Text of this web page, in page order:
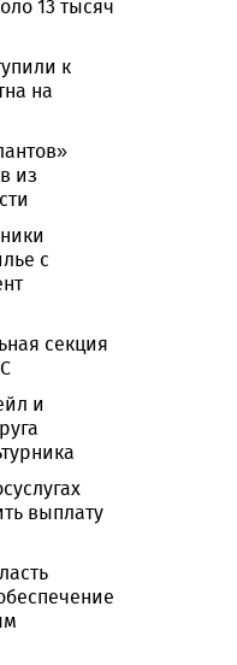
13 тысяч
к
на
из
с
секция
и
выплату